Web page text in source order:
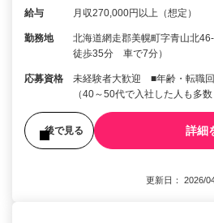
給与 月収270,000円以上（想定）
勤務地
北海道網走郡美幌町字青山北
徒歩35分 車で7分）
応募資格
未経験者大歓迎 ■年齢・転職
（40～50代で入社した人も多
後で見る 詳細
更新日： 2026/